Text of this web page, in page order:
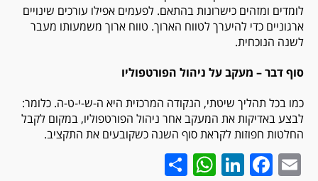
לומדים ומזהים כישרונות בהתאם. לפעמים אפילו עורכים שינויים
ארגוניים כדי להיערך לטווח הארוך. טווח ארוך משמעותו מעבר
לשנה הנוכחית.
סוף דבר – מעקב על ניהול הפורטפוליו
כמו בכל תהליך שיטתי, הנקודה המרכזית היא ה-ש-י-ט-ה. כלומר:
לבצע באדיקות את המעקב אחר ניהול הפורטפוליו, במקום לקבל
החלטות חפוזות לקראת סוף השנה כשקובעים את התקציב.
Email
Facebook
LinkedIn
WhatsApp